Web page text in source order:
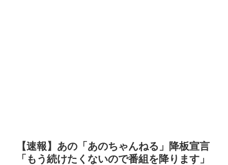
【速報】あの「あのちゃんねる」降板宣言
「もう続けたくないので番組を降ります」